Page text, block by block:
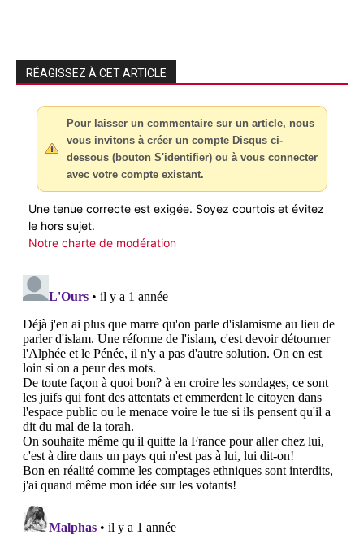
RÉAGISSEZ À CET ARTICLE
Pour laisser un commentaire sur un article, nous
vous invitons à créer un compte Disqus ci-
dessous (bouton S'identifier) ou à vous connecter
avec votre compte existant.
Une tenue correcte est exigée. Soyez courtois et évitez
le hors sujet.
Notre charte de modération